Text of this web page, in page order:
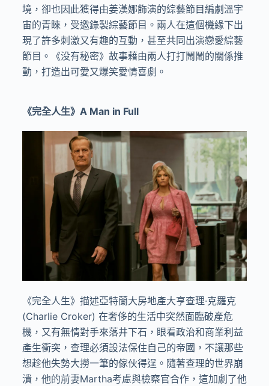
境，卻也因此獲得由姜漢娜飾演的綜藝節目編劇溫宇
宙的青睞，受邀錄製綜藝節目。兩人在這個機緣下出
現了許多刺激又有趣的互動，甚至共同出演戀愛綜藝
節目。《没有秘密》故事藉由兩人打打鬧鬧的關係推
動，打造出可愛又爆笑愛情喜劇。
《完全人生》A Man in Full
《完全人生》描述亞特蘭大房地產大亨查理·克羅克
(Charlie Croker) 在奢侈的生活中突然面臨破產危
機，又有無情對手來落井下石，眼看政治和商業利益
產生衝突，查理必須設法保住自己的帝國，不讓那些
想趁他失勢大撈一筆的傢伙得逞。隨著查理的世界崩
潰，他的前妻Martha考慮與檢察官合作，這加劇了他